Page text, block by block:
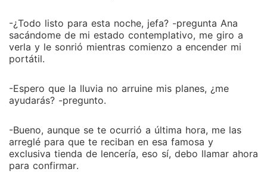
-¿Todo listo para esta noche, jefa? -pregunta Ana
sacándome de mi estado contemplativo, me giro a
verla y le sonrió mientras comienzo a encender mi
portátil.
-Espero que la lluvia no arruine mis planes, ¿me
ayudarás? -pregunto.
-Bueno, aunque se te ocurrió a última hora, me las
arreglé para que te reciban en esa famosa y
exclusiva tienda de lencería, eso sí, debo llamar ahora
para confirmar.